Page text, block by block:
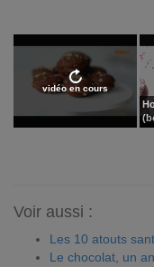
vidéo en cours
Voir aussi :
Les 10 atouts
Le chocolat, un